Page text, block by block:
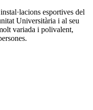
esportives del
Universitària i al seu
variada i polivalent,